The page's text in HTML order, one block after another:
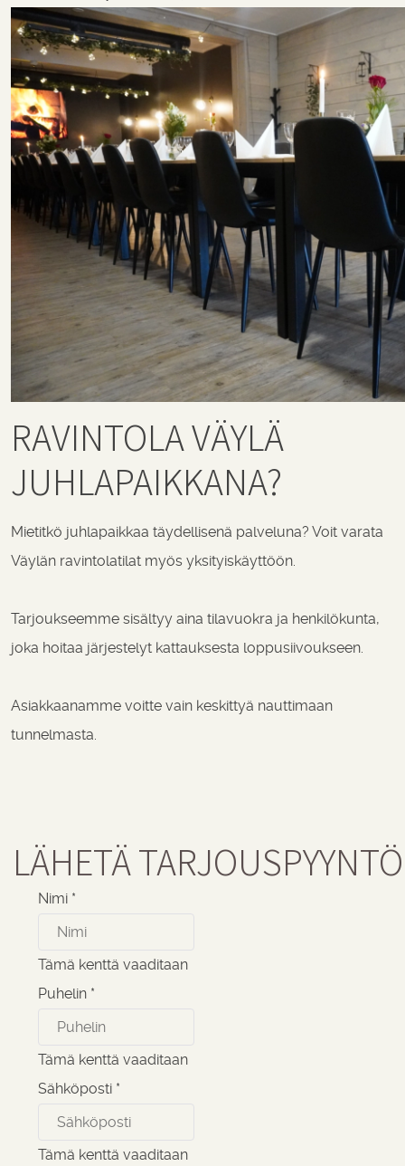
RAVINTOLA VÄYLÄ
JUHLAPAIKKANA?
Mietitkö juhlapaikkaa täydellisenä palveluna? Voit varata
Väylän ravintolatilat myös yksityiskäyttöön.
Tarjoukseemme sisältyy aina tilavuokra ja henkilökunta,
joka hoitaa järjestelyt kattauksesta loppusiivoukseen.
Asiakkaanamme voitte vain keskittyä nauttimaan
tunnelmasta.
LÄHETÄ TARJOUSPYYNTÖ
Nimi *
Tämä kenttä vaaditaan
Puhelin *
Tämä kenttä vaaditaan
Sähköposti *
Tämä kenttä vaaditaan